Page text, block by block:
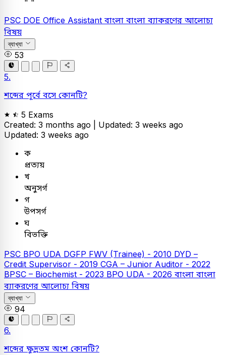
" "
PSC DOE Office Assistant বাংলা বাংলা ব্যাকরণের আলোচ্য
বিষয়
ব্যাখ্যা
53
5.
শব্দের পূর্বে বসে কোনটি?
5 Exams
Created: 3 months ago | Updated: 3 weeks ago
Updated: 3 weeks ago
ক
প্রত্যয়
খ
অনুসর্গ
গ
উপসর্গ
ঘ
বিভক্তি
PSC BPO UDA DGFP FWV (Trainee) - 2010 DYD –
Credit Supervisor - 2019 CGA – Junior Auditor - 2022
BPSC – Biochemist - 2023 BPO UDA - 2026 বাংলা বাংলা
ব্যাকরণের আলোচ্য বিষয়
ব্যাখ্যা
94
6.
শব্দের ক্ষুদ্রতম অংশ কোনটি?